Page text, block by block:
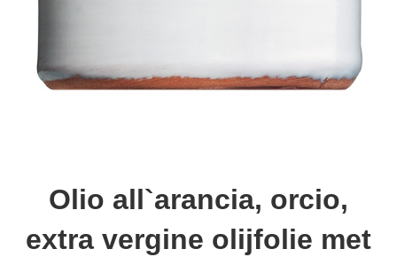
Olio all`arancia, orcio,
extra vergine olijfolie met